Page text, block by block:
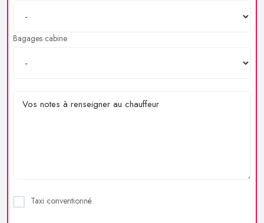
Bagages cabine
Taxi conventionné